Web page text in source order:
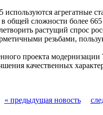
агрегатные
общей сложности более
растущий спрос
резьбами,
проекта
качественных
« предыдущая новость